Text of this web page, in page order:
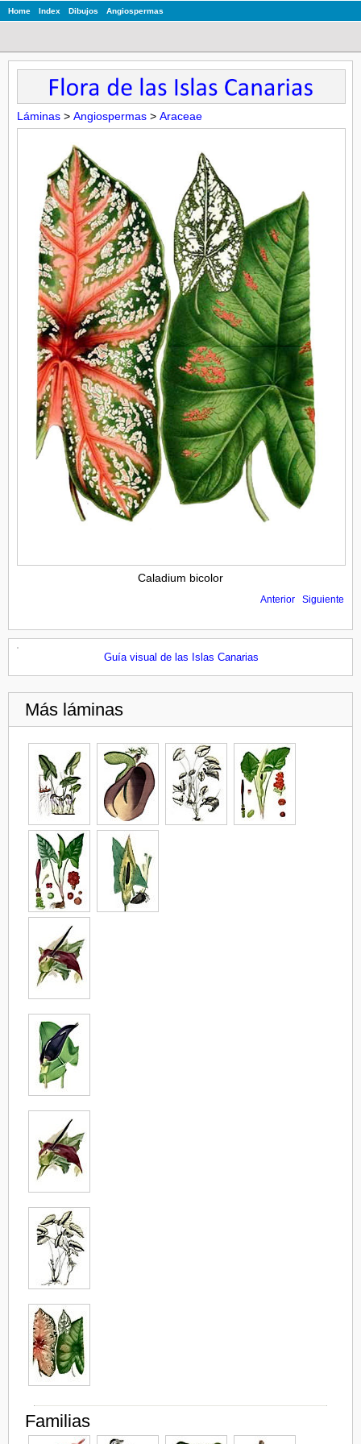
Home Index Dibujos Angiospermas
Láminas > Angiospermas > Araceae
Caladium bicolor
Anterior Siguiente
Guía visual de las Islas Canarias
Más láminas
Familias